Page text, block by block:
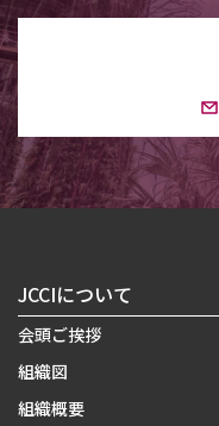
JCCIについて
会頭ご挨拶
組織図
組織概要